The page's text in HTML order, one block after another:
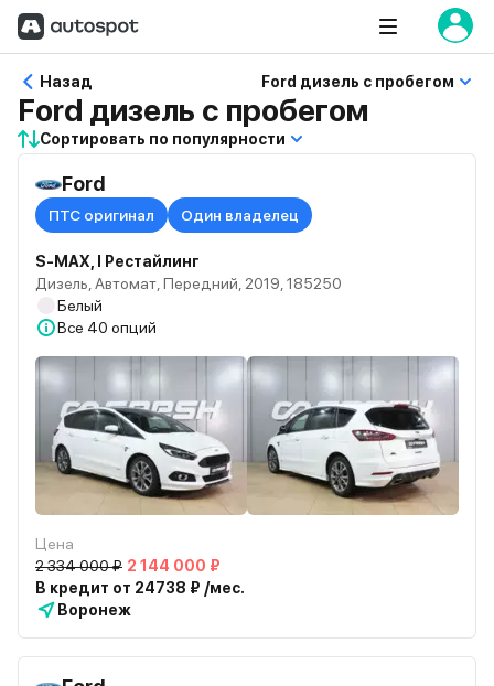
Назад Ford дизель с пробегом
Ford дизель с пробегом
Сортировать по популярности
Ford
ПТС оригинал Один владелец
S-MAX, I Рестайлинг
Дизель, Автомат, Передний, 2019, 185250
Белый
Все 40 опций
Цена
2 334 000 ₽ 2 144 000 ₽
В кредит от 24738 ₽ /мес.
Воронеж